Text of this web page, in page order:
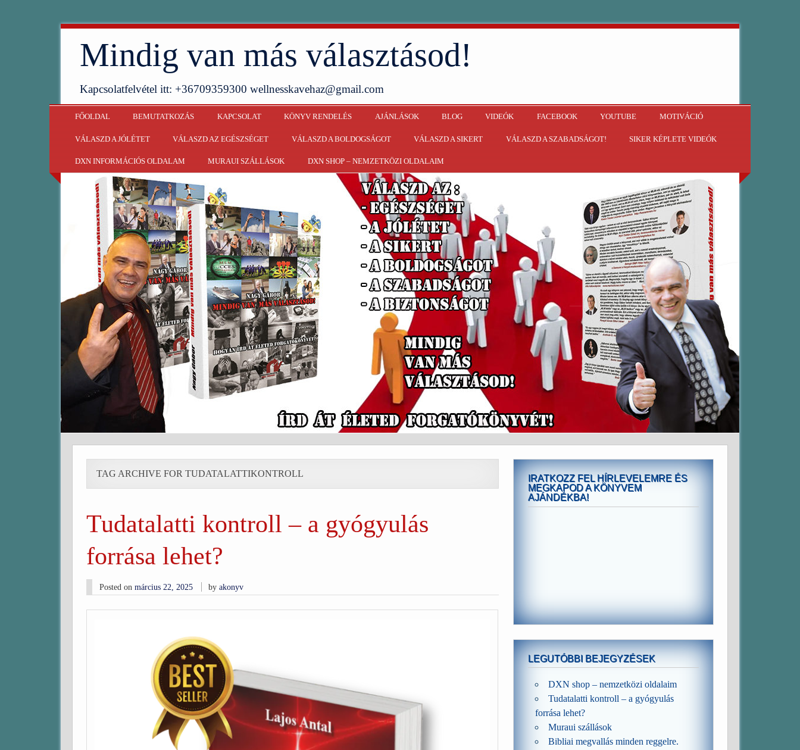
Mindig van más választásod!
Kapcsolatfelvétel itt: +36709359300 wellnesskavehaz@gmail.com
FŐOLDAL BEMUTATKOZÁS KAPCSOLAT KÖNYV RENDELÉS AJÁNLÁSOK BLOG VIDEÓK FACEBOOK YOUTUBE MOTIVÁCIÓ
VÁLASZD A JÓLÉTET VÁLASZD AZ EGÉSZSÉGET VÁLASZD A BOLDOGSÁGOT VÁLASZD A SIKERT VÁLASZD A SZABADSÁGOT! SIKER KÉPLETE VIDEÓK
DXN INFORMÁCIÓS OLDALAM MURAUI SZÁLLÁSOK DXN SHOP – NEMZETKÖZI OLDALAIM
TAG ARCHIVE FOR TUDATALATTIKONTROLL
Tudatalatti kontroll – a gyógyulás
forrása lehet?
Posted on március 22, 2025 byakonyv
IRATKOZZ FEL HÍRLEVELEMRE ÉS
MEGKAPOD A KÖNYVEM
AJÁNDÉKBA!
LEGUTÓBBI BEJEGYZÉSEK
DXN shop – nemzetközi oldalaim
Tudatalatti kontroll – a gyógyulás
forrása lehet?
Muraui szállások
Bibliai megvallás minden reggelre.